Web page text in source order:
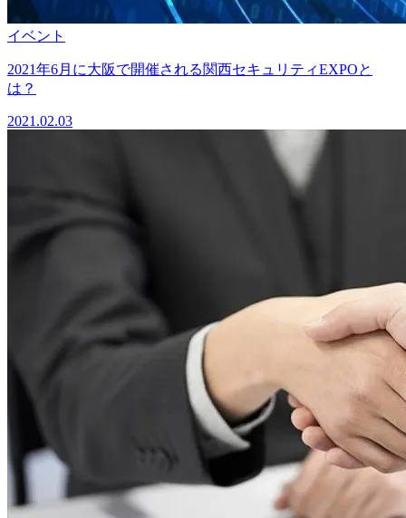
イベント
2021年6月に大阪で開催される関西セキュリティEXPOと
は？
2021.02.03